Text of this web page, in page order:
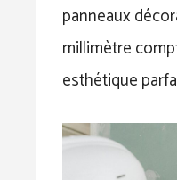
panneaux
millimètre
esthétique